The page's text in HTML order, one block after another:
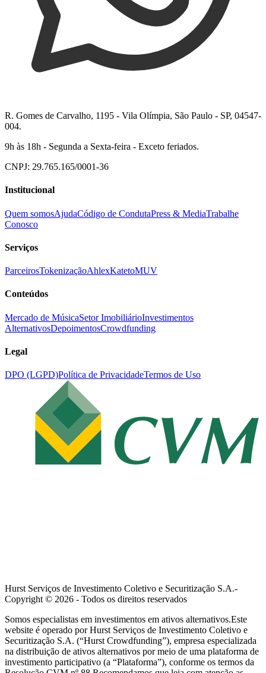
R. Gomes de Carvalho, 1195 - Vila Olímpia, São Paulo - SP, 04547-
004.
9h às 18h - Segunda a Sexta-feira - Exceto feriados.
CNPJ: 29.765.165/0001-36
Institucional
Quem somosAjudaCódigo de CondutaPress & MediaTrabalhe
Conosco
Serviços
ParceirosTokenizaçãoAhlexKatetoMUV
Conteúdos
Mercado de MúsicaSetor ImobiliárioInvestimentos
AlternativosDepoimentosCrowdfunding
Legal
DPO (LGPD)Política de PrivacidadeTermos de Uso
Hurst Serviços de Investimento Coletivo e Securitização S.A.-
Copyright © 2026 - Todos os direitos reservados
Somos especialistas em investimentos em ativos alternativos.Este
website é operado por Hurst Serviços de Investimento Coletivo e
Securitização S.A. (“Hurst Crowdfunding”), empresa especializada
na distribuição de ativos alternativos por meio de uma plataforma de
investimento participativo (a “Plataforma”), conforme os termos da